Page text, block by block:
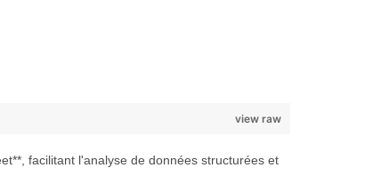
view raw
facilitant l'analyse de données structurées et